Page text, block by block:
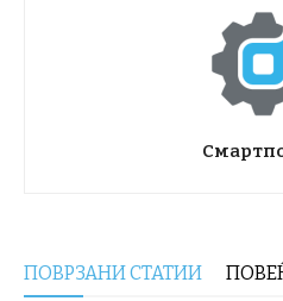
ПОВРЗАНИ СТАТИИ